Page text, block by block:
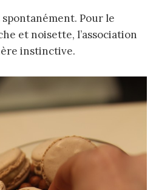
Pour le
et noisette, l’association
instinctive.